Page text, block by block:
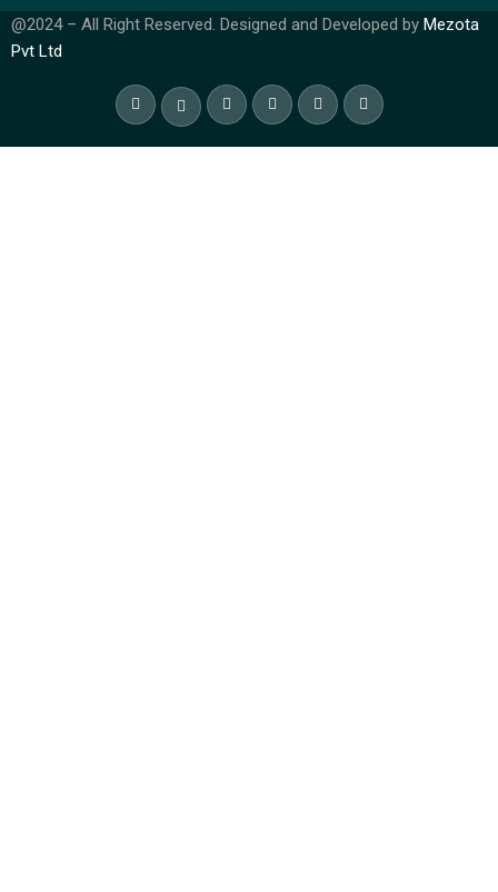
@2024 – All Right Reserved. Designed and Developed by Mezota
Pvt Ltd